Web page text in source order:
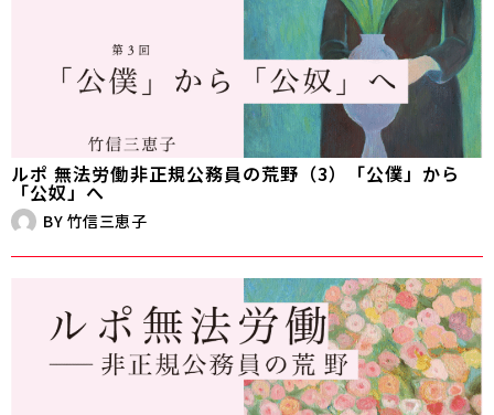
ルポ 無法労働――非正規公務員の荒野（3）「公僕」から
「公奴」へ
BY 竹信三恵子